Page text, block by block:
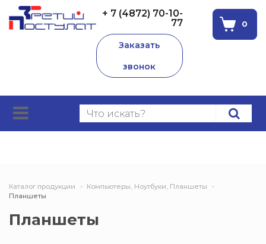
+ 7 (4872) 70-10-
77
Заказать
звонок
0
Каталог продукции
Компьютеры, Ноутбуки, Планшеты
Планшеты
Планшеты